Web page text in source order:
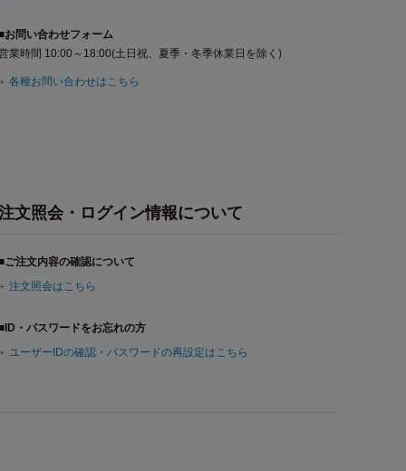
お問い合わせフォーム
業時間 10:00～18:00(土日祝、夏季・冬季休業日を除く)
各種お問い合わせはこちら
文照会・ログイン情報について
ご注文内容の確認について
注文照会はこちら
・パスワードをお忘れの方
ユーザーIDの確認・パスワードの再設定はこちら